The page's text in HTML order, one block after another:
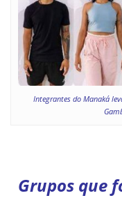
Integrantes do Manaká
Grupos que